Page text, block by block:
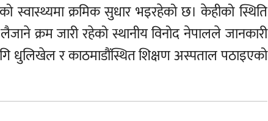
स्वास्थ्यमा क्रमिक सुधार भइरहेको छ। केहीको स्थिति
क्रम जारी रहेको स्थानीय विनोद नेपालले जानकारी
धुलिखेल र काठमाडौंस्थित शिक्षण अस्पताल पठाइएको